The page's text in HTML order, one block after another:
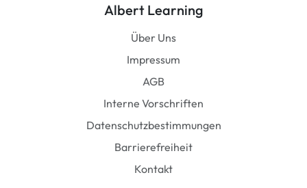
Albert Learning
Über Uns
Impressum
AGB
Interne Vorschriften
Datenschutzbestimmungen
Barrierefreiheit
Kontakt